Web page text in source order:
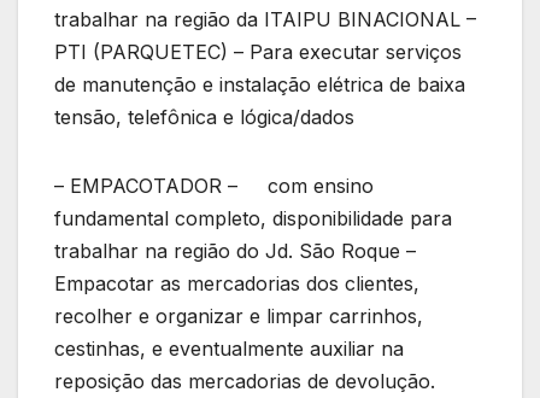
trabalhar na região da ITAIPU BINACIONAL –
PTI (PARQUETEC) – Para executar serviços
de manutenção e instalação elétrica de baixa
tensão, telefônica e lógica/dados
– EMPACOTADOR – com ensino
fundamental completo, disponibilidade para
trabalhar na região do Jd. São Roque –
Empacotar as mercadorias dos clientes,
recolher e organizar e limpar carrinhos,
cestinhas, e eventualmente auxiliar na
reposição das mercadorias de devolução.